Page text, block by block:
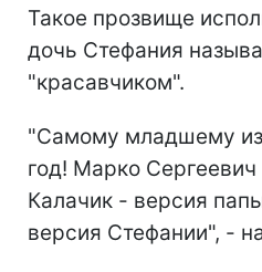
Такое прозвище
дочь Стефания
"красавчиком".
"Самому младшему из
год! Марко
Калачик - версия
версия Стефании", -